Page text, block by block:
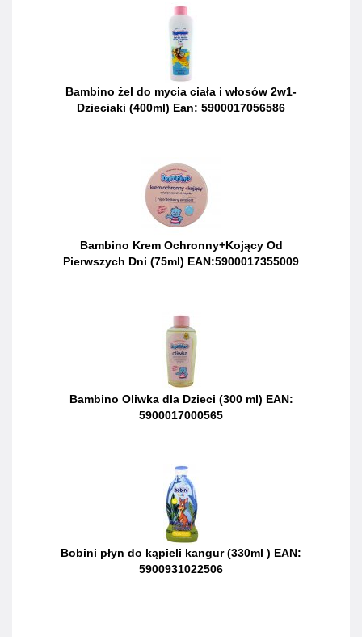
Bambino żel do mycia ciała i włosów 2w1-
Dzieciaki (400ml) Ean: 5900017056586
Bambino Krem Ochronny+Kojący Od
Pierwszych Dni (75ml) EAN:5900017355009
Bambino Oliwka dla Dzieci (300 ml) EAN:
5900017000565
Bobini płyn do kąpieli kangur (330ml ) EAN:
5900931022506